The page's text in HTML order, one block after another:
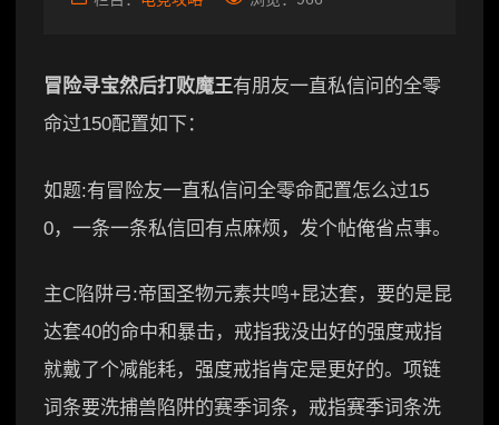
冒险寻宝然后打败魔王有朋友一直私信问的全零
命过150配置如下：
如题:有冒险友一直私信问全零命配置怎么过15
0，一条一条私信回有点麻烦，发个帖俺省点事。
主C陷阱弓:帝国圣物元素共鸣+昆达套，要的是昆
达套40的命中和暴击，戒指我没出好的强度戒指
就戴了个减能耗，强度戒指肯定是更好的。项链
词条要洗捕兽陷阱的赛季词条，戒指赛季词条洗